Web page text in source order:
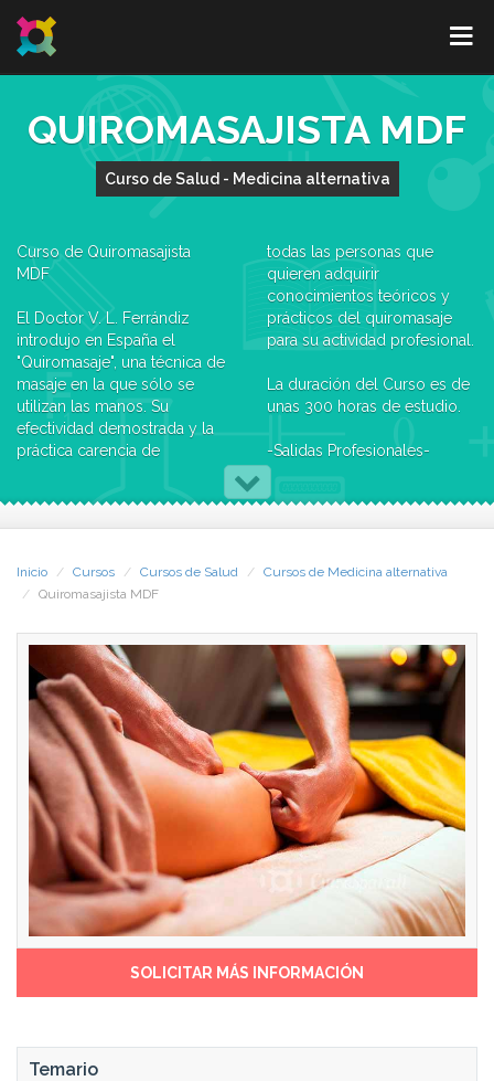
QUIROMASAJISTA MDF
Curso de Salud - Medicina alternativa
Curso de Quiromasajista
MDF
El Doctor V. L. Ferrándiz
introdujo en España el
"Quiromasaje", una técnica de
masaje en la que sólo se
utilizan las manos. Su
efectividad demostrada y la
práctica carencia de
hecho que alcance difusión
especialidad creada por su
necesidades actuales pero
respetando sus principios.
Ha dirigido el Curso de
Quiromasaje MDF (Método
Dr. Ferrándiz) que te ofrece
CCC, con el que te
capacitarás para ejercer esta
prestigiosa especialidad.
-Objetivos y Destinatarios-
El objetivo final es formarte
como quiromasajista MDF,
tanto en el aspecto teórico
como práctico. Estudiarás
Quiromasaje, el terapéutico y
el higiénico, incluyendo en
especialidades del masaje
deportivo, el estético y el
todas las personas que
quieren adquirir
conocimientos teóricos y
prácticos del quiromasaje
para su actividad profesional.
La duración del Curso es de
unas 300 horas de estudio.
-Salidas Profesionales-
Al finalizar este Curso podrás
dedicarte al Quiromasaje y
terminado el Curso te
ofrecemos la posibilidad de
realizar una jornada
presencial en la Escuela de
Quiromasaje Ferrándiz
Santiveri para que puedas
poner en práctica lo
aprendido a lo largo del
Curso, sin coste adicional
alguno.
Al terminar recibirás el carnet
y una acreditación de la
Escuela de Quiromasaje que
en el Método Doctor
Ferrándiz.
Formarás parte de la Bolsa
Inicio Cursos Cursos de Salud
Cursos de Medicina alternativa
Quiromasajista MDF
SOLICITAR MÁS INFORMACIÓN
Temario